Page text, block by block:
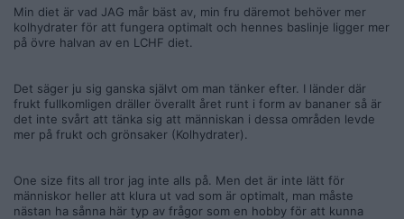
graviditeten eftersom det är rätt stor sannolikhet att barnet
kommer få missbildningar och hjärnskador..
Är det inte så tillochmed att vegankost upp till visst år räknas
Så att vara skeptisk till vegankost känns väldigt rimligt som
jag ser det.
Här är artikeln från BBC för den som vill läsa
https://www.bbc.com/future/article/20200127-how-a-vegan-
diet-could-affect-your-intelligence
Hur som helst så finns det två sidor av myntet.
Jag tror inte Carnivore dieten är nån slags optimal diet form
och tror inte det finns någon one size fits all, utan jag har en
Min diet är vad JAG mår bäst av, min fru däremot behöver mer
kolhydrater för att fungera optimalt och hennes baslinje ligger mer
på övre halvan av en LCHF diet.
Det säger ju sig ganska självt om man tänker efter. I länder där
frukt fullkomligen dräller överallt året runt i form av bananer så är
det inte svårt att tänka sig att människan i dessa områden levde
mer på frukt och grönsaker (Kolhydrater).
One size fits all tror jag inte alls på. Men det är inte lätt för
människor heller att klura ut vad som är optimalt, man måste
nästan ha sånna här typ av frågor som en hobby för att kunna